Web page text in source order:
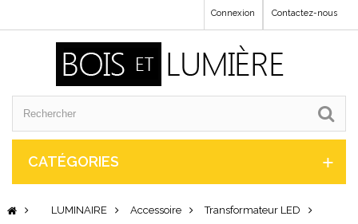
Contactez-nous
Connexion
CATÉGORIES
LUMINAIRE Accessoire
Transformateur LED